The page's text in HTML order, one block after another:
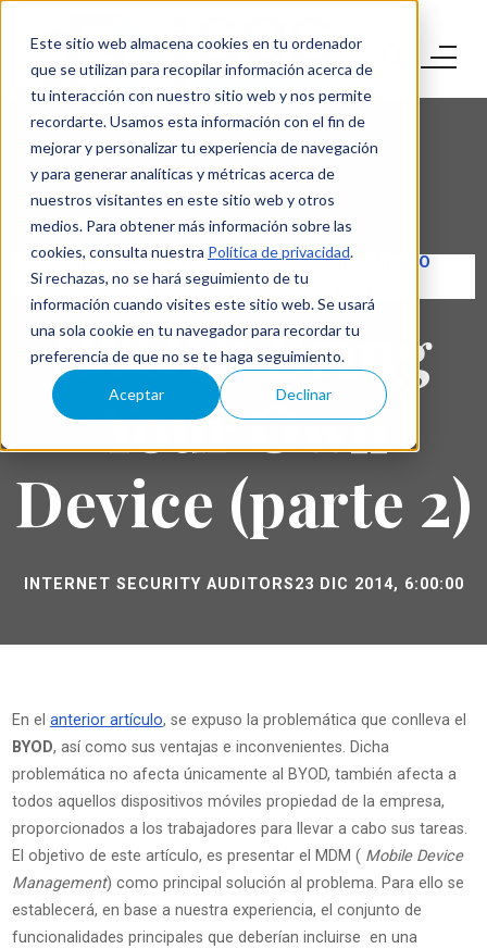
Este sitio web almacena cookies en tu ordenador
que se utilizan para recopilar información acerca de
tu interacción con nuestro sitio web y nos permite
recordarte. Usamos esta información con el fin de
mejorar y personalizar tu experiencia de navegación
y para generar analíticas y métricas acerca de
nuestros visitantes en este sitio web y otros
medios. Para obtener más información sobre las
cookies, consulta nuestra Política de privacidad.
Si rechazas, no se hará seguimiento de tu
información cuando visites este sitio web. Se usará
una sola cookie en tu navegador para recordar tu
preferencia de que no se te haga seguimiento.
Aceptar Declinar
CONFIGURACIONES
SEGURAS
CUMPLIMIENTO
BYOD: Bring
Your Own
Device (parte 2)
INTERNET SECURITY AUDITORS23 DIC 2014, 6:00:00
En el anterior artículo, se expuso la problemática que conlleva el
BYOD, así como sus ventajas e inconvenientes. Dicha
problemática no afecta únicamente al BYOD, también afecta a
todos aquellos dispositivos móviles propiedad de la empresa,
proporcionados a los trabajadores para llevar a cabo sus tareas.
El objetivo de este artículo, es presentar el MDM ( Mobile Device
Management) como principal solución al problema. Para ello se
establecerá, en base a nuestra experiencia, el conjunto de
funcionalidades principales que deberían incluirse en una